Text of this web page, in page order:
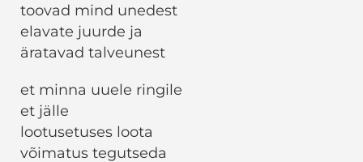
toovad mind unedest
elavate juurde ja
äratavad talveunest
et minna uuele ringile
et jälle
lootusetuses loota
võimatus tegutseda